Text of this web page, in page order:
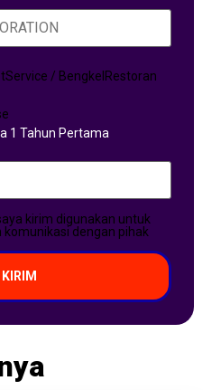
Service / Bengkel Restoran
1 Tahun Pertama
kirim digunakan untuk
dengan pihak
KIRIM